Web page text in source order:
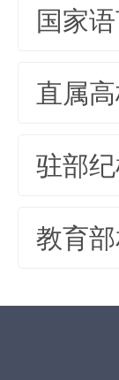
国家
直属
驻部
教育